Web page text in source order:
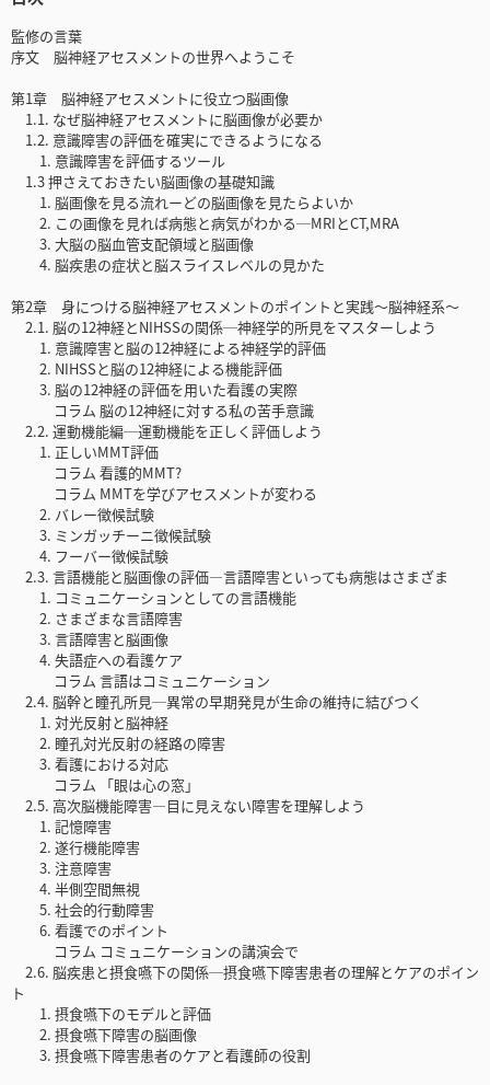
監修の言葉
序文 脳神経アセスメントの世界へようこそ
第1章 脳神経アセスメントに役立つ脳画像
1.1. なぜ脳神経アセスメントに脳画像が必要か
1.2. 意識障害の評価を確実にできるようになる
1. 意識障害を評価するツール
1.3 押さえておきたい脳画像の基礎知識
1. 脳画像を見る流れーどの脳画像を見たらよいか
2. この画像を見れば病態と病気がわかる─MRIとCT,MRA
3. 大脳の脳血管支配領域と脳画像
4. 脳疾患の症状と脳スライスレベルの見かた
第2章 身につける脳神経アセスメントのポイントと実践〜脳神経系〜
2.1. 脳の12神経とNIHSSの関係─神経学的所見をマスターしよう
1. 意識障害と脳の12神経による神経学的評価
2. NIHSSと脳の12神経による機能評価
3. 脳の12神経の評価を用いた看護の実際
コラム 脳の12神経に対する私の苦手意識
2.2. 運動機能編─運動機能を正しく評価しよう
1. 正しいMMT評価
コラム 看護的MMT?
コラム MMTを学びアセスメントが変わる
2. バレー徴候試験
3. ミンガッチーニ徴候試験
4. フーバー徴候試験
2.3. 言語機能と脳画像の評価―言語障害といっても病態はさまざま
1. コミュニケーションとしての言語機能
2. さまざまな言語障害
3. 言語障害と脳画像
4. 失語症への看護ケア
コラム 言語はコミュニケーション
2.4. 脳幹と瞳孔所見─異常の早期発見が生命の維持に結びつく
1. 対光反射と脳神経
2. 瞳孔対光反射の経路の障害
3. 看護における対応
コラム 「眼は心の窓」
2.5. 高次脳機能障害―目に見えない障害を理解しよう
1. 記憶障害
2. 遂行機能障害
3. 注意障害
4. 半側空間無視
5. 社会的行動障害
6. 看護でのポイント
コラム コミュニケーションの講演会で
2.6. 脳疾患と摂食嚥下の関係─摂食嚥下障害患者の理解とケアのポイン
ト
1. 摂食嚥下のモデルと評価
2. 摂食嚥下障害の脳画像
3. 摂食嚥下障害患者のケアと看護師の役割